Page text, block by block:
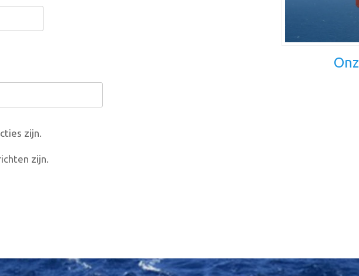
zijn.
zijn.